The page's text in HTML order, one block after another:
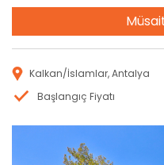
Kalkan/İslamlar, Antalya
Başlangıç Fiyatı